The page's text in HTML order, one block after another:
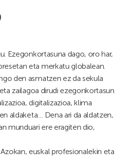
Ezegonkortasuna dago, oro har,
eta merkatu globalean.
den asmatzen ez da sekula
zailagoa dirudi ezegonkortasun
digitalizazioa, klima
aldaketa… Dena ari da aldatzen,
munduari ere eragiten dio,
euskal profesionalekin eta